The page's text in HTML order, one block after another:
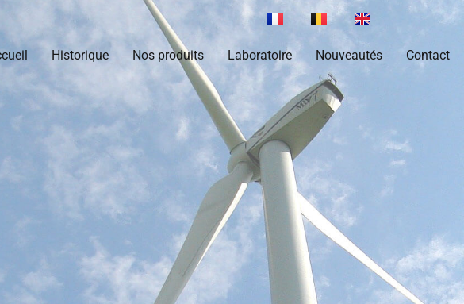
Historique Nos produits Laboratoire Nouveautés Contact